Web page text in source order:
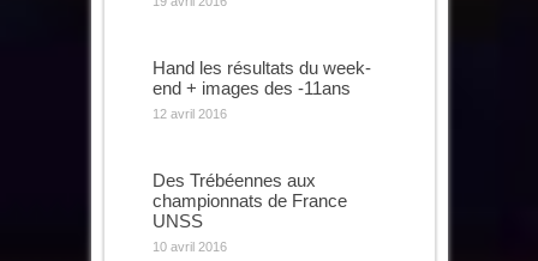
Hand les résultats du week-
end + images des -11ans
12 avril 2016
Des Trébéennes aux
championnats de France
UNSS
10 avril 2016